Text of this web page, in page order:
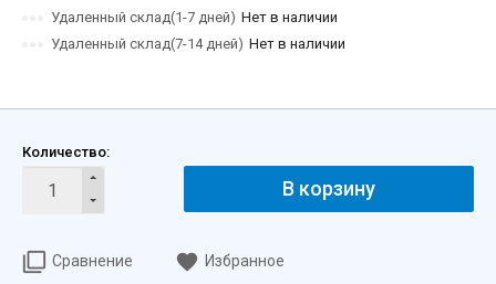
Удаленный склад(1-7 дней) Нет в наличии
Удаленный склад(7-14 дней) Нет в наличии
Количество:
В корзину
Сравнение Избранное